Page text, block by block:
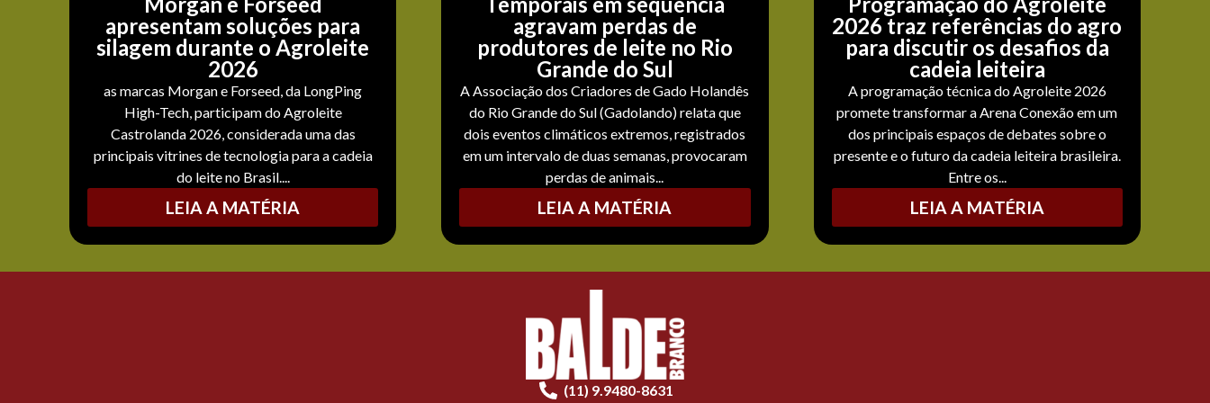
apresentam soluções para
silagem durante o Agroleite
2026
as marcas Morgan e Forseed, da LongPing
High-Tech, participam do Agroleite
Castrolanda 2026, considerada uma das
principais vitrines de tecnologia para a cadeia
do leite no Brasil....
LEIA A MATÉRIA
agravam perdas de
produtores de leite no Rio
Grande do Sul
A Associação dos Criadores de Gado Holandês
do Rio Grande do Sul (Gadolando) relata que
dois eventos climáticos extremos, registrados
em um intervalo de duas semanas, provocaram
perdas de animais...
LEIA A MATÉRIA
2026 traz referências do agro
para discutir os desafios da
cadeia leiteira
A programação técnica do Agroleite 2026
promete transformar a Arena Conexão em um
dos principais espaços de debates sobre o
presente e o futuro da cadeia leiteira brasileira.
Entre os...
LEIA A MATÉRIA
(11) 9.9480-8631